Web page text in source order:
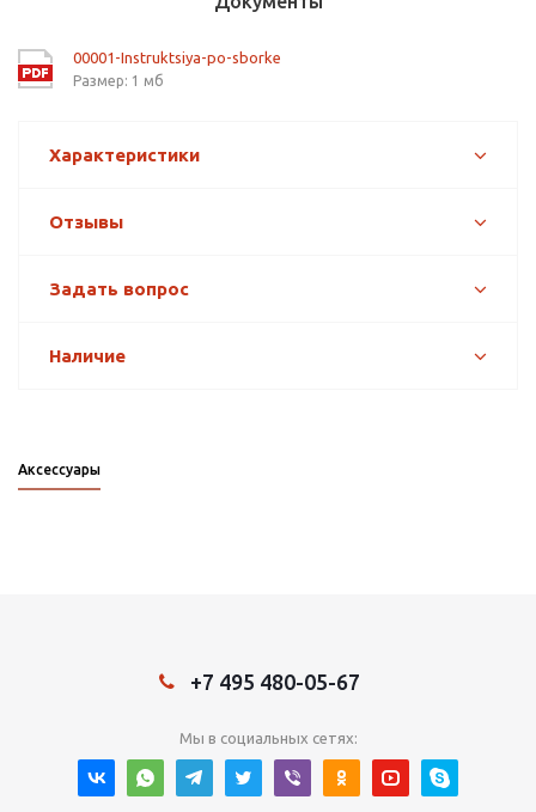
00001-Instruktsiya-po-sborke
Размер: 1 мб
Характеристики
Отзывы
Задать вопрос
Наличие
Аксессуары
+7 495 480-05-67
Мы в социальных сетях: